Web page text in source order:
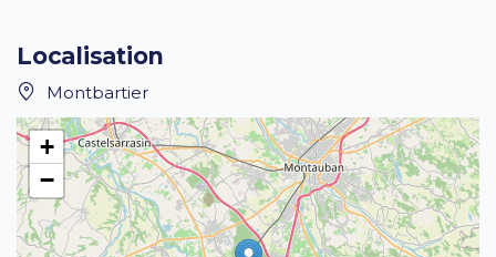
Localisation
Montbartier
+
−